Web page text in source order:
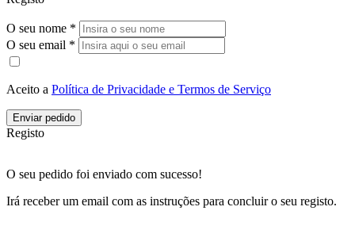
O seu nome *
O seu email *
Aceito a Política de Privacidade e Termos de Serviço
Enviar pedido
Registo
O seu pedido foi enviado com sucesso!
Irá receber um email com as instruções para concluir o seu registo.